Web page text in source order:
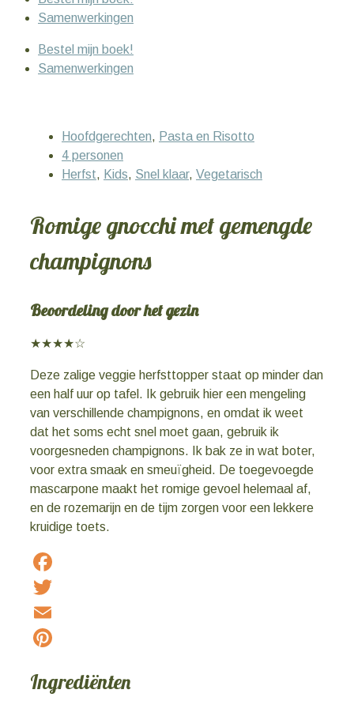
Samenwerkingen
Bestel mijn boek!
Samenwerkingen
Hoofdgerechten, Pasta en Risotto
4 personen
Herfst, Kids, Snel klaar, Vegetarisch
Romige gnocchi met gemengde
champignons
Beoordeling door het gezin
★★★★☆
Deze zalige veggie herfsttopper staat op minder dan
een half uur op tafel. Ik gebruik hier een mengeling
van verschillende champignons, en omdat ik weet
dat het soms echt snel moet gaan, gebruik ik
voorgesneden champignons. Ik bak ze in wat boter,
voor extra smaak en smeuïgheid. De toegevoegde
mascarpone maakt het romige gevoel helemaal af,
en de rozemarijn en de tijm zorgen voor een lekkere
kruidige toets.
Facebook
Twitter
Email
Ingrediënten